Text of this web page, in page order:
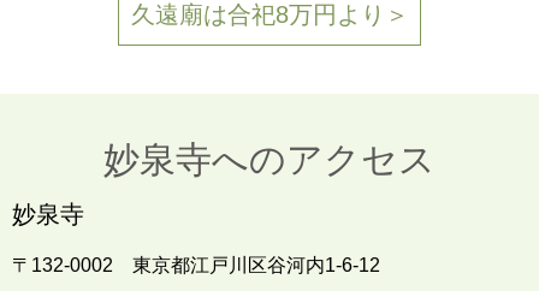
久遠廟は合祀8万円より ＞
妙泉寺へのアクセス
妙泉寺
〒132-0002 東京都江戸川区谷河内1-6-12